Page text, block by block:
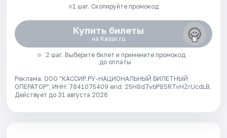
1 шаг. Скопируйте промокод
Купить билеты
на Kassir.ru
2 шаг. Выберите билет и примените промокод
до оплаты
Реклама. ООО "КАССИР.РУ-НАЦИОНАЛЬНЫЙ БИЛЕТНЫЙ
ОПЕРАТОР", ИНН: 7841075409 erid: 25H8d7vbP8SRTvHZrUcdLB.
Действует до 31 августа 2026